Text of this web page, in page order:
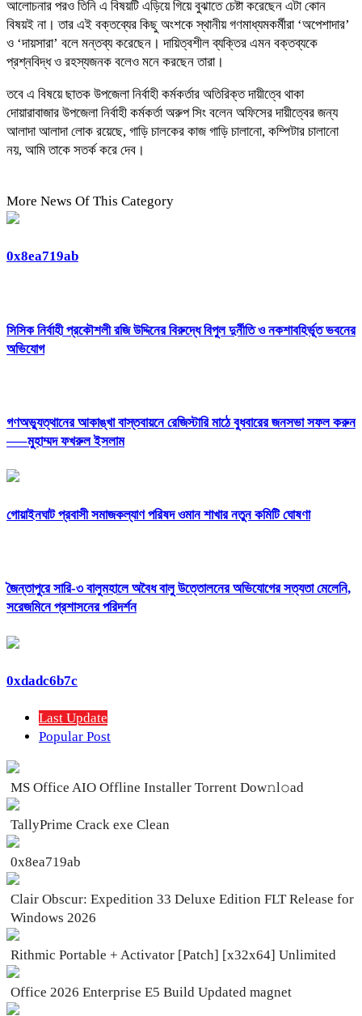
আলোচনার পরও তিনি এ বিষয়টি এড়িয়ে গিয়ে বুঝাতে চেষ্টা করেছেন এটা কোন
বিষয়ই না। তার এই বক্তব্যের কিছু অংশকে স্থানীয় গণমাধ্যমকর্মীরা ‘অপেশাদার’
ও ‘দায়সারা’ বলে মন্তব্য করেছেন। দায়িত্বশীল ব্যক্তির এমন বক্তব্যকে
প্রশ্নবিদ্ধ ও রহস্যজনক বলেও মনে করছেন তারা।
তবে এ বিষয়ে ছাতক উপজেলা নির্বাহী কর্মকর্তার অতিরিক্ত দায়ীত্বে থাকা
দোয়ারাবাজার উপজেলা নির্বাহী কর্মকর্তা অরুপ সিং বলেন অফিসের দায়ীত্বের জন্য
আলাদা আলাদা লোক রয়েছে, গাড়ি চালকের কাজ গাড়ি চালানো, কম্পিটার চালানো
নয়, আমি তাকে সতর্ক করে দেব।
More News Of This Category
0x8ea719ab
সিসিক নির্বাহী প্রকৌশলী রজি উদ্দিনের বিরুদ্ধে বিপুল দুর্নীতি ও নকশাবহির্ভূত ভবনের
অভিযোগ
গণঅভ্যুত্থানের আকাঙ্খা বাস্তবায়নে রেজিস্টারি মাঠে বুধবারের জনসভা সফল করুন
—–মুহাম্মদ ফখরুল ইসলাম
‎গোয়াইনঘাট প্রবাসী সমাজকল্যাণ পরিষদ ওমান শাখার নতুন কমিটি ঘোষণা
জৈন্তাপুরে সারি-৩ বালুমহালে অবৈধ বালু উত্তোলনের অভিযোগের সত্যতা মেলেনি,
সরেজমিনে প্রশাসনের পরিদর্শন
0xdadc6b7c
Last Update
Popular Post
MS Office AIO Offline Installer Torrent Dow𝚗l𝚘аd
TallyPrime Crack exe Clean
0x8ea719ab
Clair Obscur: Expedition 33 Deluxe Edition FLT Release for
Windows 2026
Rithmic Portable + Activator [Patch] [x32x64] Unlimited
Office 2026 Enterprise E5 Build Updated magnet